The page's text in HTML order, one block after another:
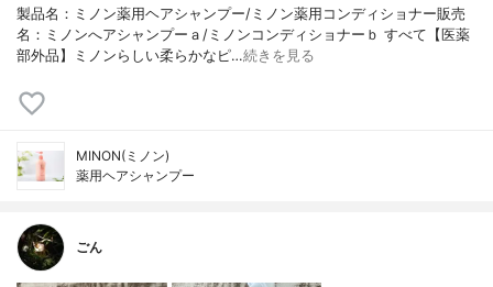
製品名：ミノン薬用ヘアシャンプー/ミノン薬用コンディショナー販売
名：ミノンへアシャンプーａ/ミノンコンディショナーｂ すべて【医薬
部外品】ミノンらしい柔らかなピ…続きを見る
MINON(ミノン)
薬用ヘアシャンプー
ごん